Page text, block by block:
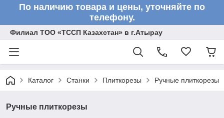
По наличию товара и цены, уточняйте по
телефону.
Филиал ТОО «ТССП Казахстан» в г.Атырау
Каталог Станки Плиткорезы Ручные плиткорезы
Ручные плиткорезы